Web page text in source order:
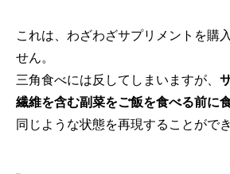
これは、わざわざサプリメントを購
せん。
三角食べには反してしまいますが、
繊維を含む副菜をご飯を食べる前に
同じような状態を再現することができ